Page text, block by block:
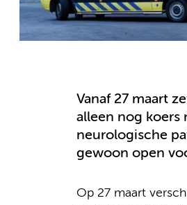
Vanaf 27 maart
alleen nog koers
neurologische
gewoon open
Op 27 maart